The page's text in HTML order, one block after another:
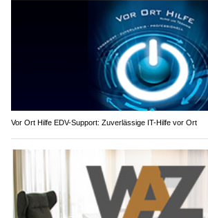
Vor Ort Hilfe EDV-Support: Zuverlässige IT-Hilfe vor Ort